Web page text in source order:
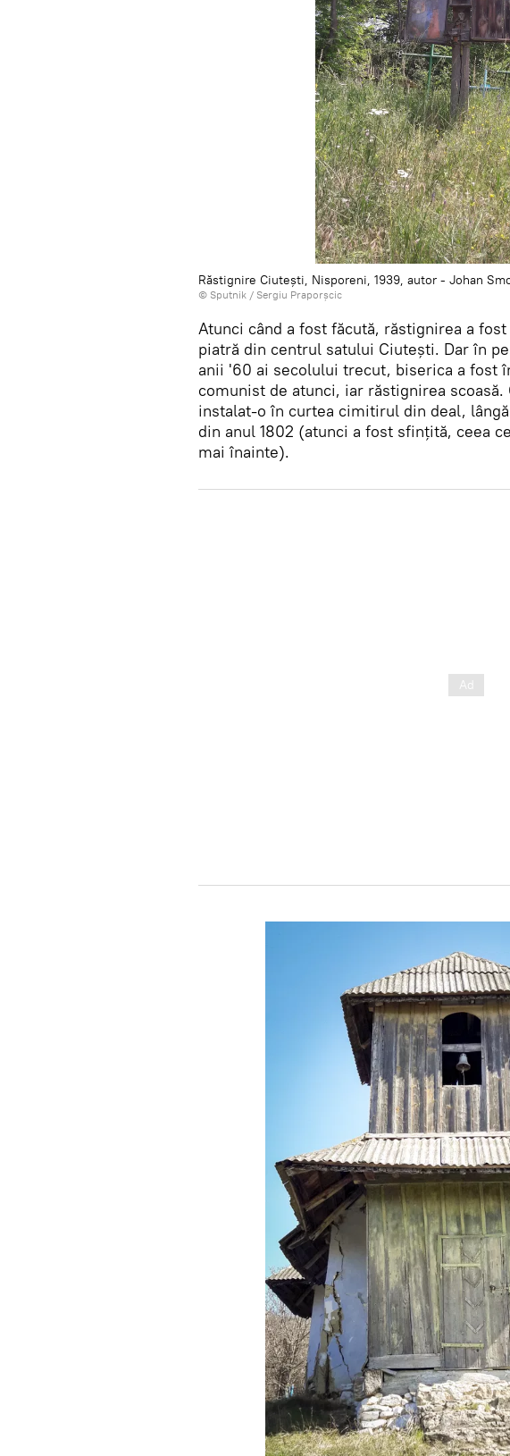
Răstignire Ciutești, Nisporeni, 1939, autor - Johan
© Sputnik / Sergiu Praporșcic
Atunci când a fost făcută, răstignirea a
piatră din centrul satului Ciutești. Dar în
anii '60 ai secolului trecut, biserica a fost
comunist de atunci, iar răstignirea
instalat-o în curtea cimitirul din deal,
din anul 1802 (atunci a fost sfințită, ceea
mai înainte).